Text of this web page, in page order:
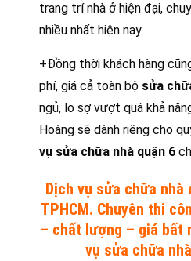
trang trí nhà ở hiện đại,
nhiều nhất hiện nay.
+Đồng thời khách hàng
phí, giá cả toàn bộ sửa
ngủ, lo sợ vượt quá khả
Hoàng sẽ dành riêng cho
vụ sửa chữa nhà quận 6
Dịch vụ sửa chữa
TPHCM. Chuyên thi
– chất lượng – giá bất
vụ sửa chữa